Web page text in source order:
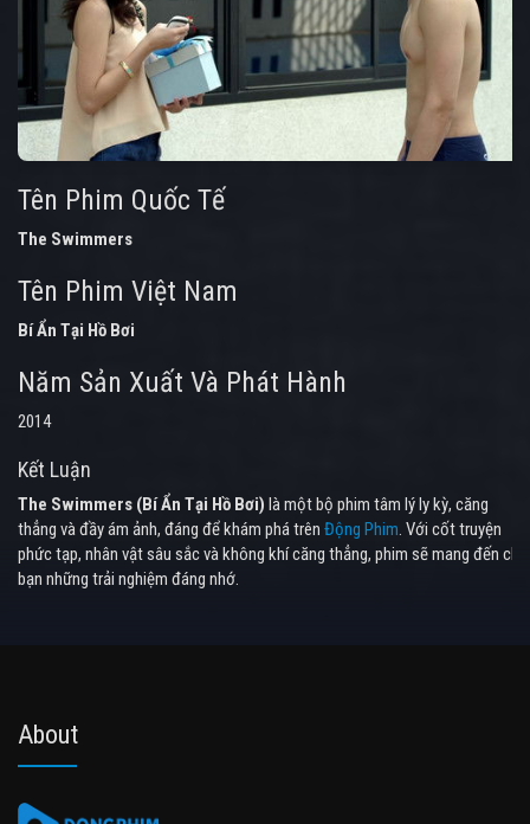
Tên Phim Quốc Tế
The Swimmers
Tên Phim Việt Nam
Bí Ẩn Tại Hồ Bơi
Năm Sản Xuất Và Phát Hành
2014
Kết Luận
The Swimmers (Bí Ẩn Tại Hồ Bơi) là một bộ phim tâm lý ly kỳ, căng
thẳng và đầy ám ảnh, đáng để khám phá trên Động Phim. Với cốt truyện
phức tạp, nhân vật sâu sắc và không khí căng thẳng, phim sẽ mang đến cho
bạn những trải nghiệm đáng nhớ.
About